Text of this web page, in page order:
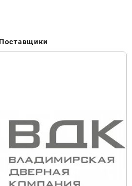
Поставщики